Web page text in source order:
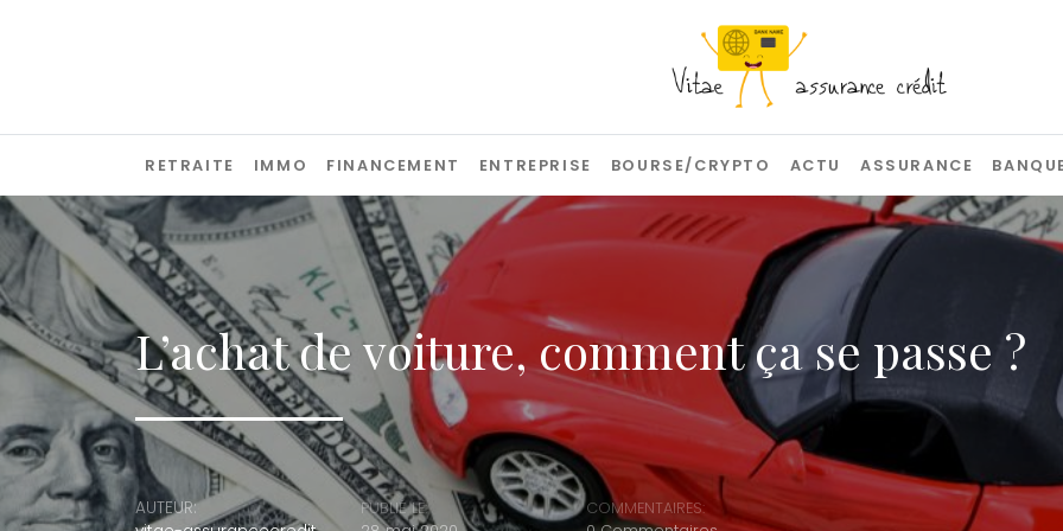
RETRAITE IMMO FINANCEMENT ENTREPRISE BOURSE/CRYPTO ACTU ASSURANCE
L’achat de voiture, comment ça se passe ?
AUTEUR:
PUBLIÉ LE:
COMMENTAIRES: